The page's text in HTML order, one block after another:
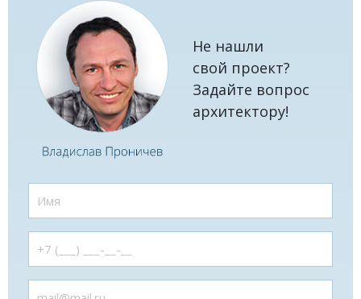
Не нашли
свой проект?
Задайте вопрос
архитектору!